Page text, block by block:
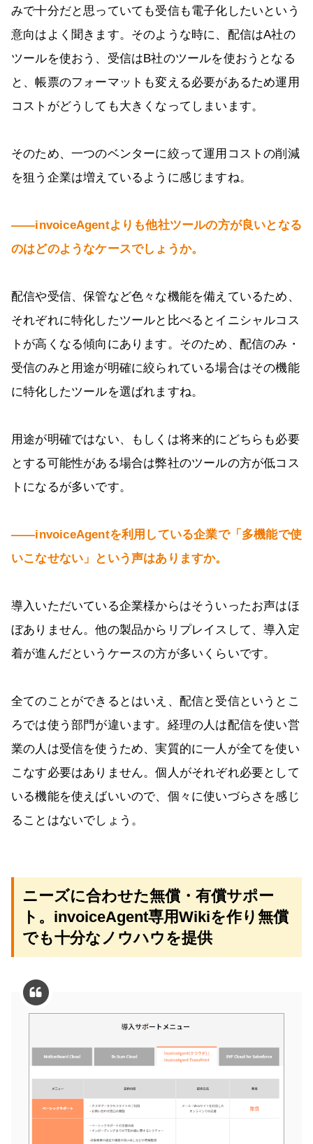
みで十分だと思っていても受信も電子化したいという
意向はよく聞きます。そのような時に、配信はA社の
ツールを使おう、受信はB社のツールを使おうとなる
と、帳票のフォーマットも変える必要があるため運用
コストがどうしても大きくなってしまいます。
そのため、一つのベンターに絞って運用コストの削減
を狙う企業は増えているように感じますね。
――invoiceAgentよりも他社ツールの方が良いとなる
のはどのようなケースでしょうか。
配信や受信、保管など色々な機能を備えているため、
それぞれに特化したツールと比べるとイニシャルコス
トが高くなる傾向にあります。そのため、配信のみ・
受信のみと用途が明確に絞られている場合はその機能
に特化したツールを選ばれますね。
用途が明確ではない、もしくは将来的にどちらも必要
とする可能性がある場合は弊社のツールの方が低コス
トになるが多いです。
――invoiceAgentを利用している企業で「多機能で使
いこなせない」という声はありますか。
導入いただいている企業様からはそういったお声はほ
ぼありません。他の製品からリプレイスして、導入定
着が進んだというケースの方が多いくらいです。
全てのことができるとはいえ、配信と受信というとこ
ろでは使う部門が違います。経理の人は配信を使い営
業の人は受信を使うため、実質的に一人が全てを使い
こなす必要はありません。個人がそれぞれ必要として
いる機能を使えばいいので、個々に使いづらさを感じ
ることはないでしょう。
ニーズに合わせた無償・有償サポー
ト。invoiceAgent専用Wikiを作り無償
でも十分なノウハウを提供